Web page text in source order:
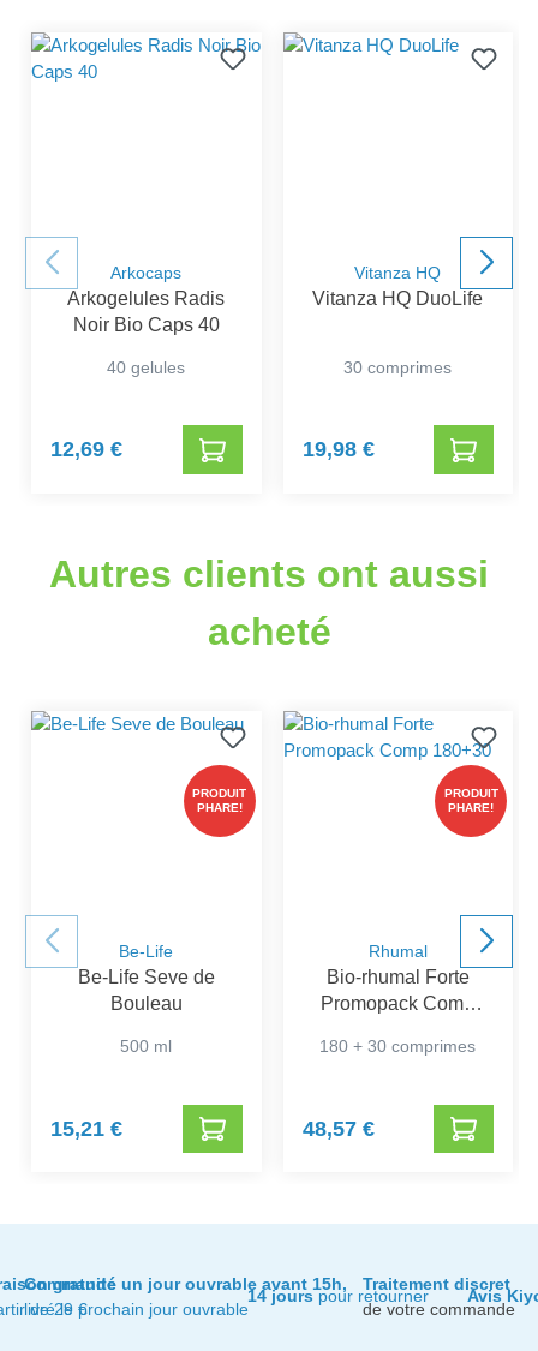
Arkocaps
Arkogelules Radis
Noir Bio Caps 40
40 gelules
12,69 €
Vitanza HQ
Vitanza HQ DuoLife
30 comprimes
19,98 €
Autres clients ont aussi
acheté
PRODUIT
PHARE!
Be-Life
Be-Life Seve de
Bouleau
500 ml
15,21 €
PRODUIT
PHARE!
Rhumal
Bio-rhumal Forte
Promopack Comp
180 + 30 comprimes
48,57 €
gratuite
de 29 €
Commandé un jour ouvrable avant 15h,
livré le prochain jour ouvrable
14 jourspour retourner
Traitement discret
de votre commande
Avis